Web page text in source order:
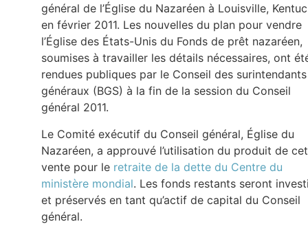
général de l’Église du Nazaréen à Louisville,
en février 2011. Les nouvelles du plan pour vendre
l’Église des États-Unis du Fonds de prêt nazaréen,
soumises à travailler les détails nécessaires, ont
rendues publiques par le Conseil des surintendants
généraux (BGS) à la fin de la session du Conseil
général 2011.
Le Comité exécutif du Conseil général, Église du
Nazaréen, a approuvé l’utilisation du produit de
vente pour le retraite de la dette du Centre du
ministère mondial. Les fonds restants seront
et préservés en tant qu’actif de capital du Conseil
général.